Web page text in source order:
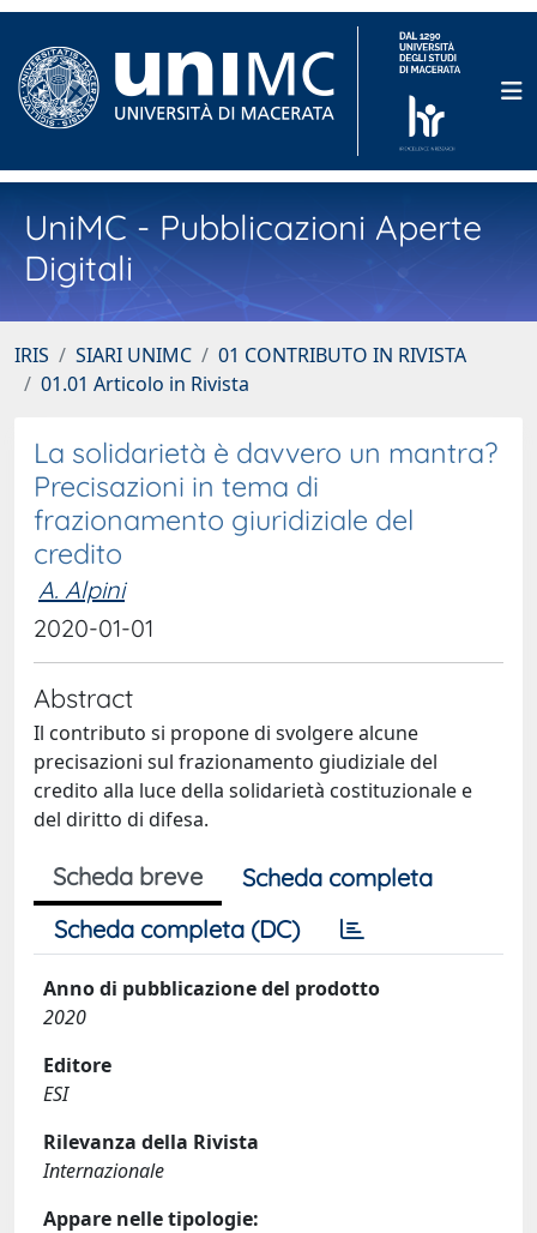
UniMC - Pubblicazioni Aperte
Digitali
IRIS SIARI UNIMC
01 CONTRIBUTO IN RIVISTA
01.01 Articolo in Rivista
La solidarietà è davvero un mantra?
Precisazioni in tema di
frazionamento giuridiziale del
credito
A. Alpini
2020-01-01
Abstract
Il contributo si propone di svolgere alcune
precisazioni sul frazionamento giudiziale del
credito alla luce della solidarietà costituzionale e
del diritto di difesa.
Scheda breve
Scheda completa
Scheda completa (DC)
Anno di pubblicazione del prodotto
2020
Editore
ESI
Rilevanza della Rivista
Internazionale
Appare nelle tipologie: